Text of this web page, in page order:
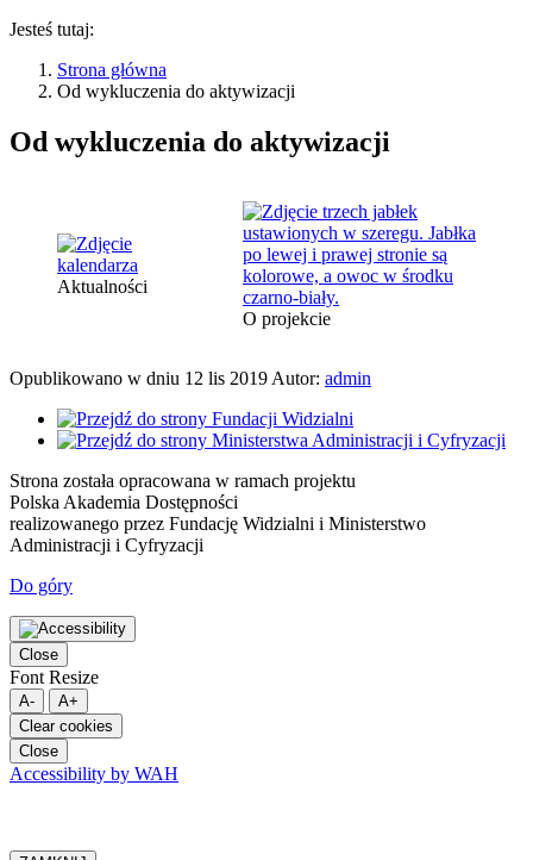
Jesteś tutaj:
Strona główna
Od wykluczenia do aktywizacji
Od wykluczenia do aktywizacji
Aktualności
O projekcie
Opublikowano w dniu 12 lis 2019 Autor: admin
Strona została opracowana w ramach projektu
Polska Akademia Dostępności
realizowanego przez Fundację Widzialni i Ministerstwo
Administracji i Cyfryzacji
Do góry
Close
Font Resize
A-
A+
Clear cookies
Close
Accessibility by WAH